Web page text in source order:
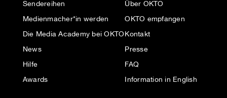
Sendereihen
Medienmacher*in werden
Die Media Academy bei OKTO
News
Hilfe
Awards
Über OKTO
OKTO empfangen
Kontakt
Presse
FAQ
Information in English